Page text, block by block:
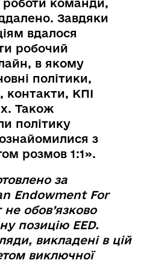
роботи команди,
Завдяки
вдалося
робочий
в якому
політики,
контакти, КПІ
Також
політику
з
розмов 1:1».
за
Endowment For
не обов’язково
позицію EED.
викладені в цій
виключної